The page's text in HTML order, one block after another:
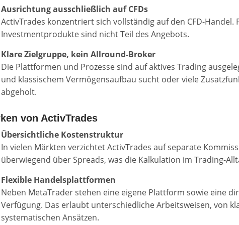
Ausrichtung ausschließlich auf CFDs
ActivTrades konzentriert sich vollständig auf den CFD-Handel.
Investmentprodukte sind nicht Teil des Angebots.
Klare Zielgruppe, kein Allround-Broker
Die Plattformen und Prozesse sind auf aktives Trading
und klassischem Vermögensaufbau sucht oder viele
abgeholt.
von ActivTrades
Übersichtliche Kostenstruktur
In vielen Märkten verzichtet ActivTrades auf separate
überwiegend über Spreads, was die Kalkulation im Trading-
Flexible Handelsplattformen
Neben MetaTrader stehen eine eigene Plattform sowie eine
Verfügung. Das erlaubt unterschiedliche Arbeitsweisen, von
systematischen Ansätzen.